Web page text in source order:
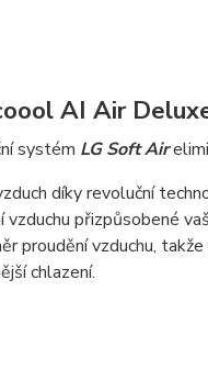
AI Air
systém LG Soft Air
díky revoluční
vzduchu přizpůsobené
proudění vzduchu,
chlazení.